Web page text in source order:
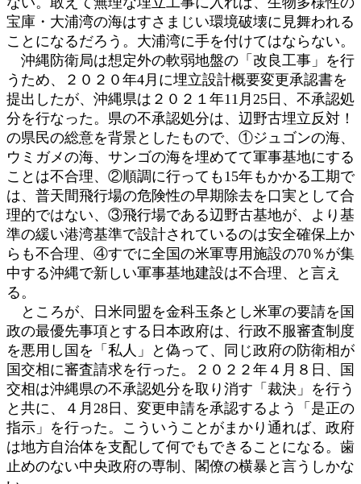
宝庫・大浦湾の海はすさまじい環境破壊に見舞われる
ことになるだろう。大浦湾に手を付けてはならない。
沖縄防衛局は想定外の軟弱地盤の「改良工事」を行
うため、２０２０年4月に埋立設計概要変更承認書を
提出したが、沖縄県は２０２１年11月25日、不承認処
分を行なった。県の不承認処分は、辺野古埋立反対！
の県民の総意を背景としたもので、①ジュゴンの海、
ウミガメの海、サンゴの海を埋めてて軍事基地にする
ことは不合理、②順調に行っても15年もかかる工期で
は、普天間飛行場の危険性の早期除去を口実として合
理的ではない、③飛行場である辺野古基地が、より基
準の緩い港湾基準で設計されているのは安全確保上か
らも不合理、④すでに全国の米軍専用施設の70％が集
中する沖縄で新しい軍事基地建設は不合理、と言え
る。
ところが、日米同盟を金科玉条とし米軍の要請を国
政の最優先事項とする日本政府は、行政不服審査制度
を悪用し国を「私人」と偽って、同じ政府の防衛相が
国交相に審査請求を行った。２０２２年４月８日、国
交相は沖縄県の不承認処分を取り消す「裁決」を行う
と共に、４月28日、変更申請を承認するよう「是正の
指示」を行った。こういうことがまかり通れば、政府
は地方自治体を支配して何でもできることになる。歯
止めのない中央政府の専制、閣僚の横暴と言うしかな